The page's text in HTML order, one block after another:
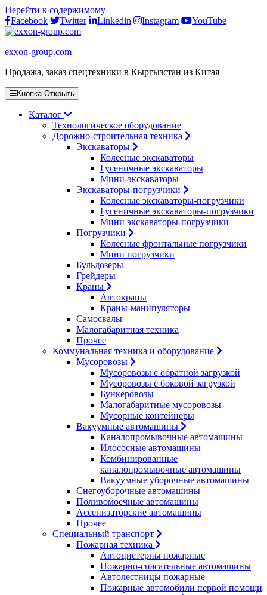
Перейти к содержимому
Facebook
Twitter Linkedin Instagram YouTube
exxon-group.com
Продажа, заказ спецтехники в Кыргызстан из Китая
Кнопка Открыть
Каталог
Технологическое оборудование
Дорожно-строительная техника
Экскаваторы
Колесные экскаваторы
Гусеничные экскаваторы
Мини-экскаваторы
Экскаваторы-погрузчики
Колесные экскаваторы-погрузчики
Гусеничные экскаваторы-погрузчики
Мини экскаваторы-погрузчики
Погрузчики
Колесные фронтальные погрузчики
Мини погрузчики
Бульдозеры
Грейдеры
Краны
Автокраны
Краны-манипуляторы
Самосвалы
Малогабаритная техника
Прочее
Коммунальная техника и оборудование
Мусоровозы
Мусоровозы с обратной загрузкой
Мусоровозы с боковой загрузкой
Бункеровозы
Малогабаритные мусоровозы
Мусорные контейнеры
Вакуумные автомашины
Каналопромывочные автомашины
Илососные автомашины
Комбинированные
каналопромывочные автомашины
Вакуумные уборочные автомашины
Снегоуборочные автомашины
Поливомоечные автомашины
Ассенизаторские автомашины
Прочее
Специальный транспорт
Пожарная техника
Автоцистерны пожарные
Пожарно-спасательные автомашины
Автолестницы пожарные
Пожарные автомобили первой помощи